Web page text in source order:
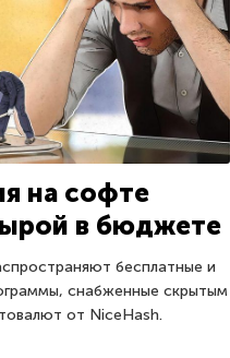
на софте
в бюджете
бесплатные и
снабженные скрытым
от NiceHash.